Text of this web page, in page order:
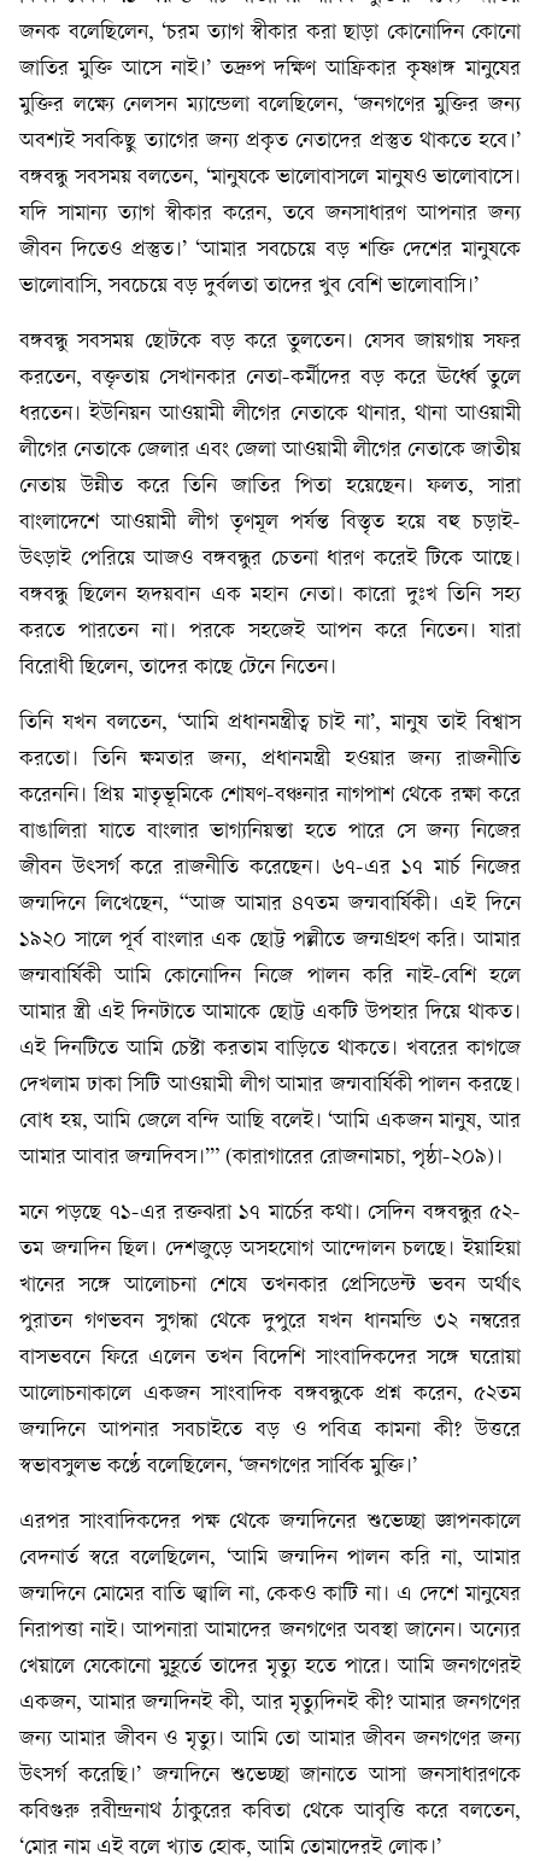
জনক বলেছিলেন, ‘চরম ত্যাগ স্বীকার করা ছাড়া কোনোদিন কোনো
জাতির মুক্তি আসে নাই।’ তদ্রুপ দক্ষিণ আফ্রিকার কৃষ্ণাঙ্গ মানুষের
মুক্তির লক্ষ্যে নেলসন ম্যান্ডেলা বলেছিলেন, ‘জনগণের মুক্তির জন্য
অবশ্যই সবকিছু ত্যাগের জন্য প্রকৃত নেতাদের প্রস্তুত থাকতে হবে।’
বঙ্গবন্ধু সবসময় বলতেন, ‘মানুষকে ভালোবাসলে মানুষও ভালোবাসে।
যদি সামান্য ত্যাগ স্বীকার করেন, তবে জনসাধারণ আপনার জন্য
জীবন দিতেও প্রস্তুত।’ ‘আমার সবচেয়ে বড় শক্তি দেশের মানুষকে
ভালোবাসি, সবচেয়ে বড় দুর্বলতা তাদের খুব বেশি ভালোবাসি।’
বঙ্গবন্ধু সবসময় ছোটকে বড় করে তুলতেন। যেসব জায়গায় সফর
করতেন, বক্তৃতায় সেখানকার নেতা-কর্মীদের বড় করে ঊর্ধ্বে তুলে
ধরতেন। ইউনিয়ন আওয়ামী লীগের নেতাকে থানার, থানা আওয়ামী
লীগের নেতাকে জেলার এবং জেলা আওয়ামী লীগের নেতাকে জাতীয়
নেতায় উন্নীত করে তিনি জাতির পিতা হয়েছেন। ফলত, সারা
বাংলাদেশে আওয়ামী লীগ তৃণমূল পর্যন্ত বিস্তৃত হয়ে বহু চড়াই-
উৎড়াই পেরিয়ে আজও বঙ্গবন্ধুর চেতনা ধারণ করেই টিকে আছে।
বঙ্গবন্ধু ছিলেন হৃদয়বান এক মহান নেতা। কারো দুঃখ তিনি সহ্য
করতে পারতেন না। পরকে সহজেই আপন করে নিতেন। যারা
বিরোধী ছিলেন, তাদের কাছে টেনে নিতেন।
তিনি যখন বলতেন, ‘আমি প্রধানমন্ত্রীত্ব চাই না’, মানুষ তাই বিশ্বাস
করতো। তিনি ক্ষমতার জন্য, প্রধানমন্ত্রী হওয়ার জন্য রাজনীতি
করেননি। প্রিয় মাতৃভূমিকে শোষণ-বঞ্চনার নাগপাশ থেকে রক্ষা করে
বাঙালিরা যাতে বাংলার ভাগ্যনিয়ন্তা হতে পারে সে জন্য নিজের
জীবন উৎসর্গ করে রাজনীতি করেছেন। ৬৭-এর ১৭ মার্চ নিজের
জন্মদিনে লিখেছেন, “আজ আমার ৪৭তম জন্মবার্ষিকী। এই দিনে
১৯২০ সালে পূর্ব বাংলার এক ছোট্ট পল্লীতে জন্মগ্রহণ করি। আমার
জন্মবার্ষিকী আমি কোনোদিন নিজে পালন করি নাই-বেশি হলে
আমার স্ত্রী এই দিনটাতে আমাকে ছোট্ট একটি উপহার দিয়ে থাকত।
এই দিনটিতে আমি চেষ্টা করতাম বাড়িতে থাকতে। খবরের কাগজে
দেখলাম ঢাকা সিটি আওয়ামী লীগ আমার জন্মবার্ষিকী পালন করছে।
বোধ হয়, আমি জেলে বন্দি আছি বলেই। ‘আমি একজন মানুষ, আর
আমার আবার জন্মদিবস।’” (কারাগারের রোজনামচা, পৃষ্ঠা-২০৯)।
মনে পড়ছে ৭১-এর রক্তঝরা ১৭ মার্চের কথা। সেদিন বঙ্গবন্ধুর ৫২-
তম জন্মদিন ছিল। দেশজুড়ে অসহযোগ আন্দোলন চলছে। ইয়াহিয়া
খানের সঙ্গে আলোচনা শেষে তখনকার প্রেসিডেন্ট ভবন অর্থাৎ
পুরাতন গণভবন সুগন্ধা থেকে দুপুরে যখন ধানমন্ডি ৩২ নম্বরের
বাসভবনে ফিরে এলেন তখন বিদেশি সাংবাদিকদের সঙ্গে ঘরোয়া
আলোচনাকালে একজন সাংবাদিক বঙ্গবন্ধুকে প্রশ্ন করেন, ৫২তম
জন্মদিনে আপনার সবচাইতে বড় ও পবিত্র কামনা কী? উত্তরে
স্বভাবসুলভ কণ্ঠে বলেছিলেন, ‘জনগণের সার্বিক মুক্তি।’
এরপর সাংবাদিকদের পক্ষ থেকে জন্মদিনের শুভেচ্ছা জ্ঞাপনকালে
বেদনার্ত স্বরে বলেছিলেন, ‘আমি জন্মদিন পালন করি না, আমার
জন্মদিনে মোমের বাতি জ্বালি না, কেকও কাটি না। এ দেশে মানুষের
নিরাপত্তা নাই। আপনারা আমাদের জনগণের অবস্থা জানেন। অন্যের
খেয়ালে যেকোনো মুহূর্তে তাদের মৃত্যু হতে পারে। আমি জনগণেরই
একজন, আমার জন্মদিনই কী, আর মৃত্যুদিনই কী? আমার জনগণের
জন্য আমার জীবন ও মৃত্যু। আমি তো আমার জীবন জনগণের জন্য
উৎসর্গ করেছি।’ জন্মদিনে শুভেচ্ছা জানাতে আসা জনসাধারণকে
কবিগুরু রবীন্দ্রনাথ ঠাকুরের কবিতা থেকে আবৃত্তি করে বলতেন,
‘মোর নাম এই বলে খ্যাত হোক, আমি তোমাদেরই লোক।’